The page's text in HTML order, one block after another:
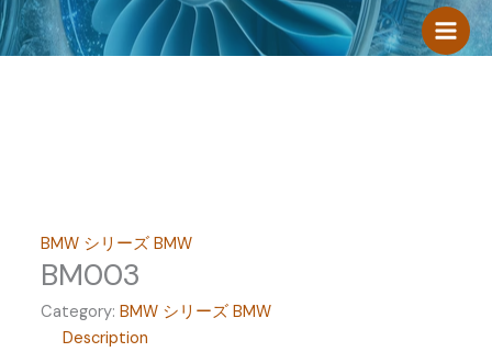
跳
至
BMW シリーズ BMW
BM003
Category:BMW シリーズ BMW
Description